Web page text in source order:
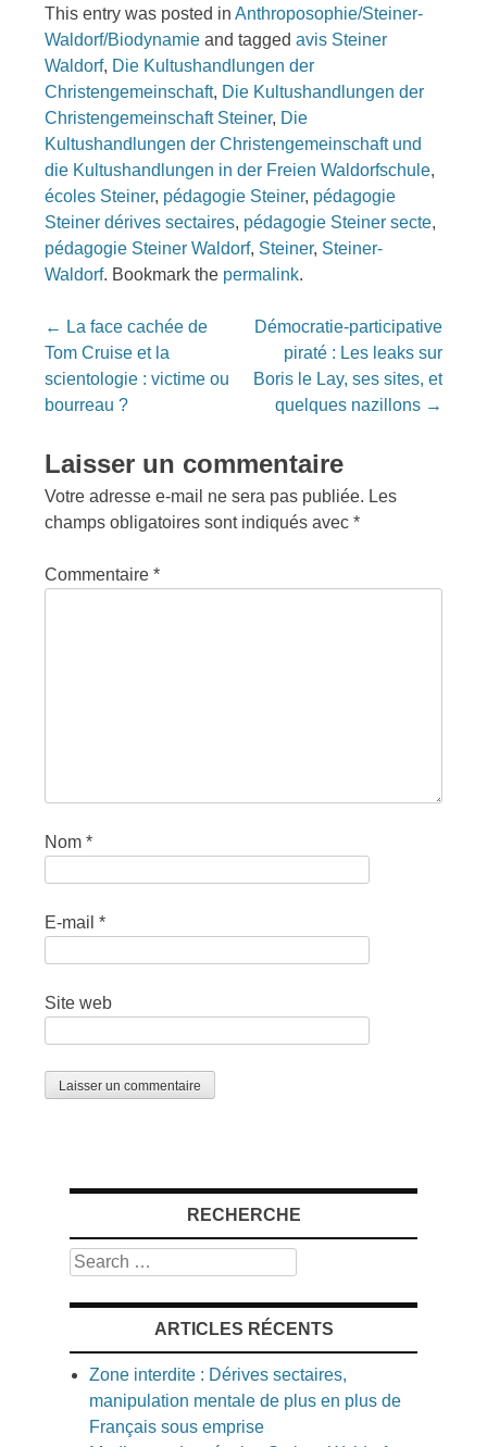
This entry was posted inAnthroposophie/Steiner-
Waldorf/Biodynamie and taggedavis Steiner
Waldorf, Die Kultushandlungen der
Christengemeinschaft, Die Kultushandlungen der
Christengemeinschaft Steiner, Die
Kultushandlungen der Christengemeinschaft und
die Kultushandlungen in der Freien Waldorfschule,
écoles Steiner, pédagogie Steiner, pédagogie
Steiner dérives sectaires, pédagogie Steiner secte,
pédagogie Steiner Waldorf, Steiner, Steiner-
Waldorf. Bookmark the permalink.
Post
navigation
← La face cachée de
Tom Cruise et la
scientologie : victime ou
bourreau ?
Démocratie-participative
piraté : Les leaks sur
Boris le Lay, ses sites, et
quelques nazillons →
Laisser un commentaire
Votre adresse e-mail ne sera pas publiée. Les
champs obligatoires sont indiqués avec*
Commentaire*
Nom*
E-mail*
Site web
RECHERCHE
Search
ARTICLES RÉCENTS
Zone interdite : Dérives sectaires,
manipulation mentale de plus en plus de
Français sous emprise